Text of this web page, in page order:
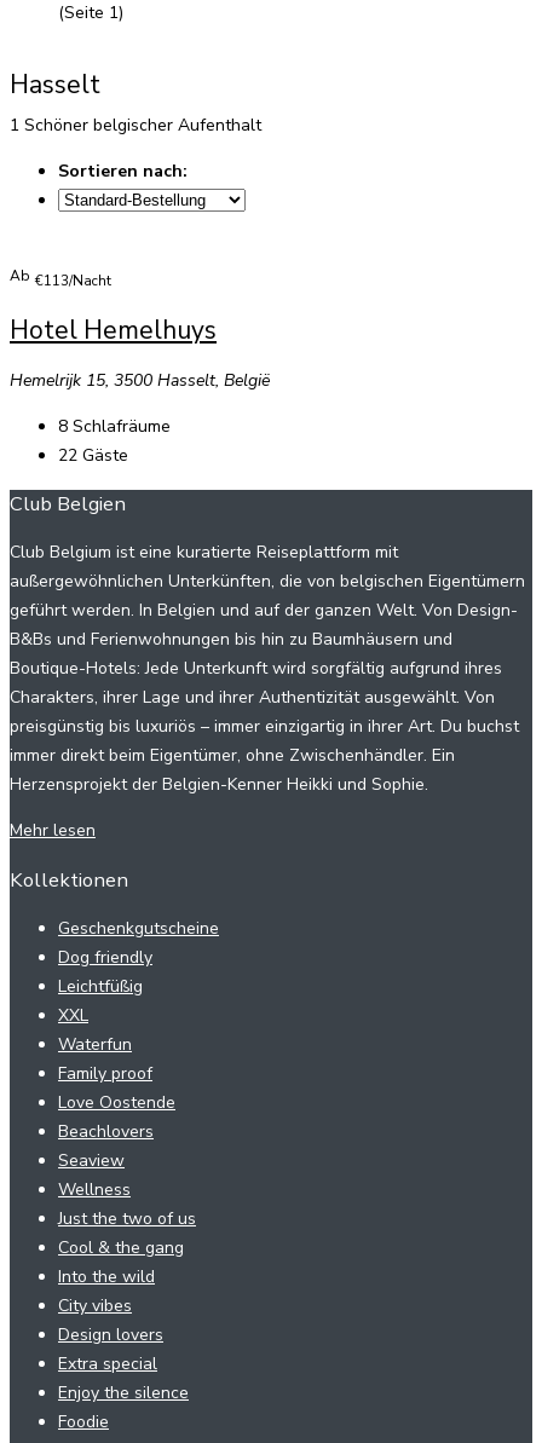
(Seite 1)
Hasselt
1 Schöner belgischer Aufenthalt
Sortieren nach:
Ab €113/Nacht
Hotel Hemelhuys
Hemelrijk 15, 3500 Hasselt, België
8 Schlafräume
22 Gäste
Club Belgien
Club Belgium ist eine kuratierte Reiseplattform mit
außergewöhnlichen Unterkünften, die von belgischen Eigentümern
geführt werden. In Belgien und auf der ganzen Welt. Von Design-
B&Bs und Ferienwohnungen bis hin zu Baumhäusern und
Boutique-Hotels: Jede Unterkunft wird sorgfältig aufgrund ihres
Charakters, ihrer Lage und ihrer Authentizität ausgewählt. Von
preisgünstig bis luxuriös – immer einzigartig in ihrer Art. Du buchst
immer direkt beim Eigentümer, ohne Zwischenhändler. Ein
Herzensprojekt der Belgien-Kenner Heikki und Sophie.
Mehr lesen
Kollektionen
Geschenkgutscheine
Dog friendly
Leichtfüßig
XXL
Waterfun
Family proof
Love Oostende
Beachlovers
Seaview
Wellness
Just the two of us
Cool & the gang
Into the wild
City vibes
Design lovers
Extra special
Enjoy the silence
Foodie